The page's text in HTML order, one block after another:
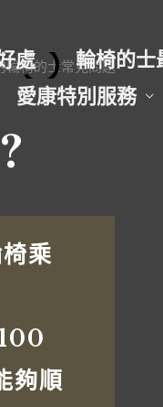
處
輪椅的士
愛康特別服務
乘
夠順